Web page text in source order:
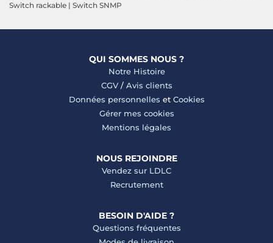
Switch rackable | Switch SNMP
QUI SOMMES NOUS ?
Notre Histoire
CGV/ Avis clients
Données personnelles et Cookies
Gérer mes cookies
Mentions légales
NOUS REJOINDRE
Vendez sur LDLC
Recrutement
BESOIN D'AIDE ?
Questions fréquentes